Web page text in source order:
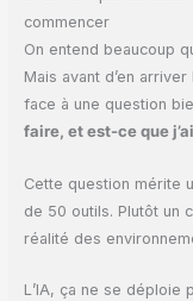
commencer
On entend beaucoup
Mais avant d’en
face à une question
faire, et est-ce que
Cette question mérite
de 50 outils. Plutôt un
réalité des
L’IA, ça ne se déploie